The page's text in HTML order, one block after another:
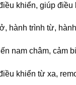
khiển, giúp
hành trình từ,
nam châm, cảm
khiển từ xa,